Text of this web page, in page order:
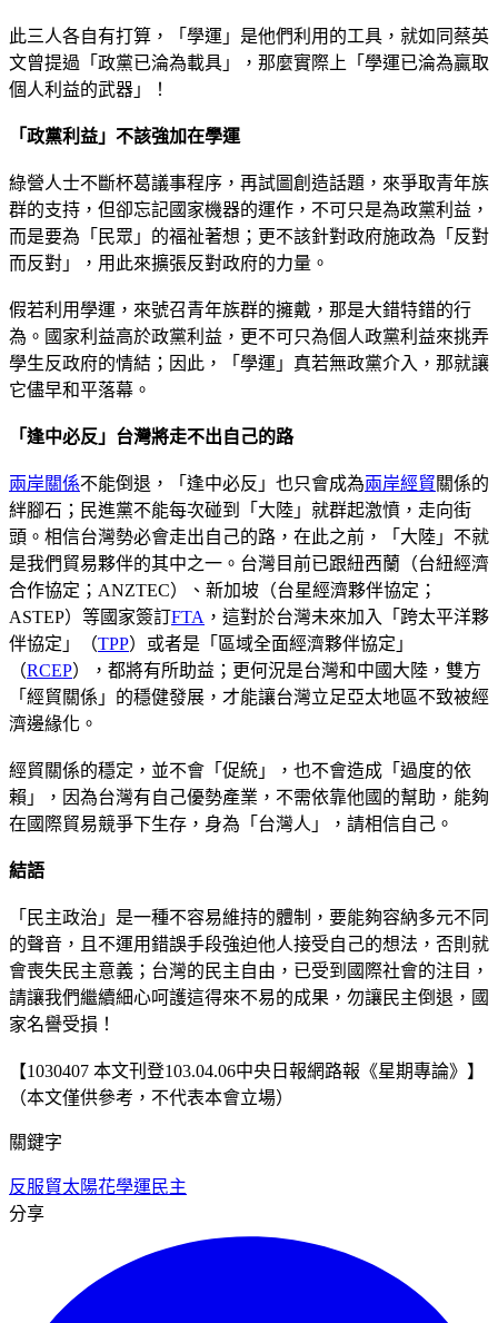
此三人各自有打算，「學運」是他們利用的工具，就如同蔡英
文曾提過「政黨已淪為載具」，那麼實際上「學運已淪為贏取
個人利益的武器」！
「政黨利益」不該強加在學運
綠營人士不斷杯葛議事程序，再試圖創造話題，來爭取青年族
群的支持，但卻忘記國家機器的運作，不可只是為政黨利益，
而是要為「民眾」的福祉著想；更不該針對政府施政為「反對
而反對」，用此來擴張反對政府的力量。
假若利用學運，來號召青年族群的擁戴，那是大錯特錯的行
為。國家利益高於政黨利益，更不可只為個人政黨利益來挑弄
學生反政府的情結；因此，「學運」真若無政黨介入，那就讓
它儘早和平落幕。
「逢中必反」台灣將走不出自己的路
兩岸關係不能倒退，「逢中必反」也只會成為兩岸經貿關係的
絆腳石；民進黨不能每次碰到「大陸」就群起激憤，走向街
頭。相信台灣勢必會走出自己的路，在此之前，「大陸」不就
是我們貿易夥伴的其中之一。台灣目前已跟紐西蘭（台紐經濟
合作協定；ANZTEC）、新加坡（台星經濟夥伴協定；
ASTEP）等國家簽訂FTA ，這對於台灣未來加入「跨太平洋夥
伴協定」（TPP）或者是「區域全面經濟夥伴協定」
（RCEP），都將有所助益；更何況是台灣和中國大陸，雙方
「經貿關係」的穩健發展，才能讓台灣立足亞太地區不致被經
濟邊緣化。
經貿關係的穩定，並不會「促統」，也不會造成「過度的依
賴」，因為台灣有自己優勢產業，不需依靠他國的幫助，能夠
在國際貿易競爭下生存，身為「台灣人」，請相信自己。
結語
「民主政治」是一種不容易維持的體制，要能夠容納多元不同
的聲音，且不運用錯誤手段強迫他人接受自己的想法，否則就
會喪失民主意義；台灣的民主自由，已受到國際社會的注目，
請讓我們繼續細心呵護這得來不易的成果，勿讓民主倒退，國
家名譽受損！
【1030407 本文刊登103.04.06中央日報網路報《星期專論》】
（本文僅供參考，不代表本會立場）
關鍵字
反服貿太陽花學運 民主
分享